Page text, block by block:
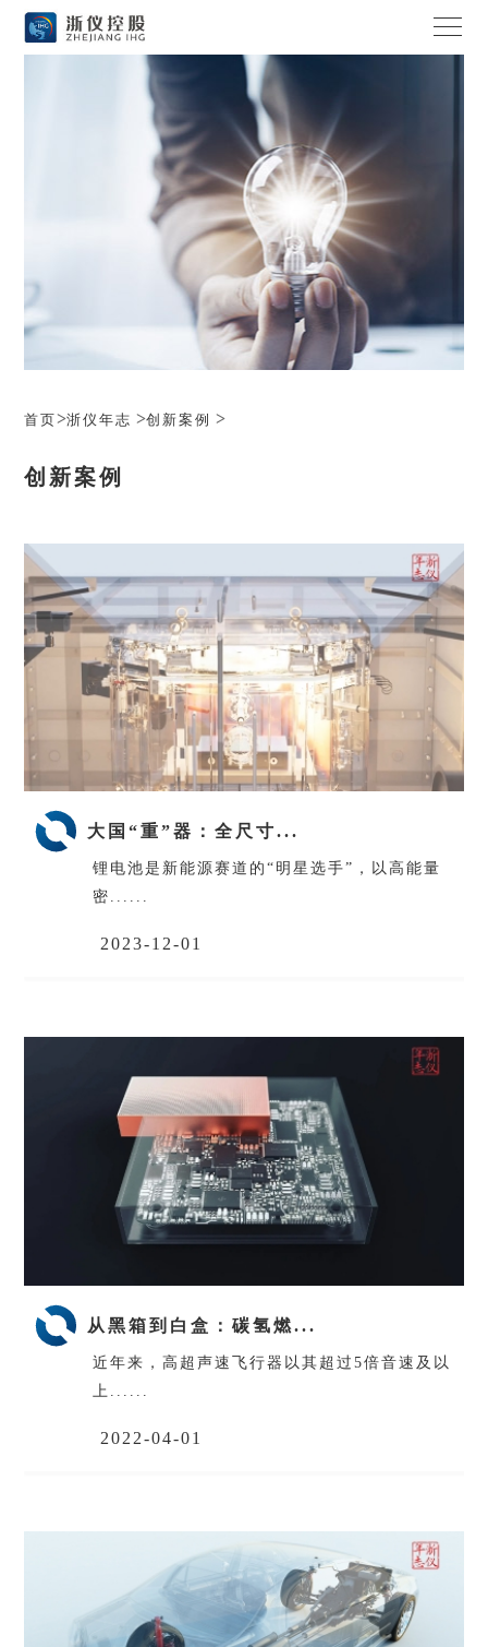
首页>浙仪年志 >创新案例 >
创新案例
大国“重”器：全尺寸...
锂电池是新能源赛道的“明星选手”，以高能量
密......
2023-12-01
从黑箱到白盒：碳氢燃...
近年来，高超声速飞行器以其超过5倍音速及以
上......
2022-04-01